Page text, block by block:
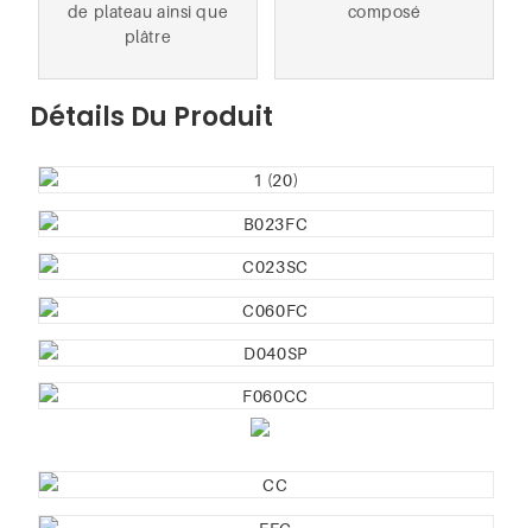
de plateau ainsi que
plâtre
composé
Détails Du Produit